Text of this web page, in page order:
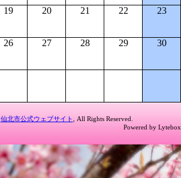
19 20 21 22 23
26 27 28 29 30
仙北市公式ウェブサイト
, All Rights Reserved.
Powered by Lytebox